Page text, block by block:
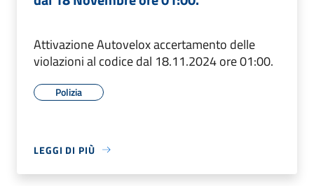
Attivazione Autovelox accertamento delle
violazioni al codice dal 18.11.2024 ore 01:00.
Polizia
LEGGI DI PIÙ